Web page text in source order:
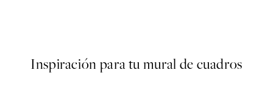
Inspiración para tu mural de cuadros